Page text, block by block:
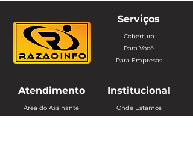
Serviços
Cobertura
Para Você
Para Empresas
Atendimento
Área do Assinante
Institucional
Onde Estamos